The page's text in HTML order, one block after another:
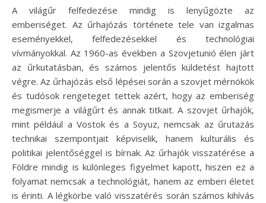
A világűr felfedezése mindig is lenyűgözte az
emberiséget. Az űrhajózás története tele van izgalmas
eseményekkel, felfedezésekkel és technológiai
vívmányokkal. Az 1960-as években a Szovjetunió élen járt
az űrkutatásban, és számos jelentős küldetést hajtott
végre. Az űrhajózás első lépései során a szovjet mérnökök
és tudósok rengeteget tettek azért, hogy az emberiség
megismerje a világűrt és annak titkait. A szovjet űrhajók,
mint például a Vostok és a Soyuz, nemcsak az űrutazás
technikai szempontjait képviselik, hanem kulturális és
politikai jelentőséggel is bírnak. Az űrhajók visszatérése a
Földre mindig is különleges figyelmet kapott, hiszen ez a
folyamat nemcsak a technológiát, hanem az emberi életet
is érinti. A légkörbe való visszatérés során számos kihívás